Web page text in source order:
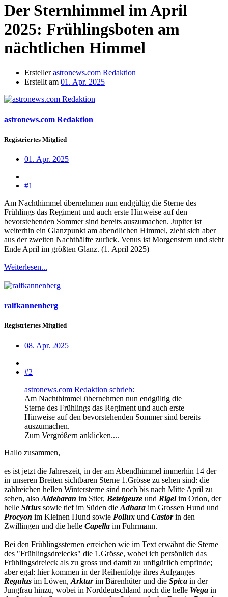
Der Sternhimmel im April
2025: Frühlingsboten am
nächtlichen Himmel
Ersteller astronews.com Redaktion
Erstellt am 01. Apr. 2025
astronews.com Redaktion
Registriertes Mitglied
01. Apr. 2025
#1
Am Nachthimmel übernehmen nun endgültig die Sterne des
Frühlings das Regiment und auch erste Hinweise auf den
bevorstehenden Sommer sind bereits auszumachen. Jupiter ist
weiterhin ein Glanzpunkt am abendlichen Himmel, zieht sich aber
aus der zweiten Nachthälfte zurück. Venus ist Morgenstern und steht
Ende April im größten Glanz. (1. April 2025)
Weiterlesen...
ralfkannenberg
Registriertes Mitglied
08. Apr. 2025
#2
astronews.com Redaktion schrieb:
Am Nachthimmel übernehmen nun endgültig die
Sterne des Frühlings das Regiment und auch erste
Hinweise auf den bevorstehenden Sommer sind bereits
auszumachen.
Zum Vergrößern anklicken....
Hallo zusammen,
es ist jetzt die Jahreszeit, in der am Abendhimmel immerhin 14 der
in unseren Breiten sichtbaren Sterne 1.Grösse zu sehen sind: die
zahlreichen hellen Wintersterne sind noch bis nach Mitte April zu
sehen, also Aldebaran im Stier, Beteigeuze und Rigelim Orion, der
helle Sirius sowie tief im Süden die Adhara im Grossen Hund und
Procyon im Kleinen Hund sowie Pollux und Castorin den
Zwillingen und die helle Capella im Fuhrmann.
Bei den Frühlingssternen erreichen wie im Text erwähnt die Sterne
des "Frühlingsdreiecks" die 1.Grösse, wobei ich persönlich das
Frühlingsdreieck als zu gross und damit zu unfigürlich empfinde;
aber egal: hier kommen in der Reihenfolge ihres Aufganges
Regulus im Löwen, Arkturim Bärenhüter und die Spica in der
Jungfrau hinzu, wobei in Norddeutschland noch die helle Wega in